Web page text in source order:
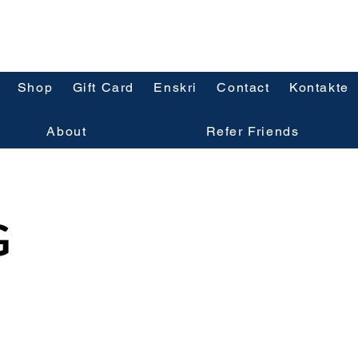
Shop Gift Card Enskri Contact Kontakte
About Refer Friends